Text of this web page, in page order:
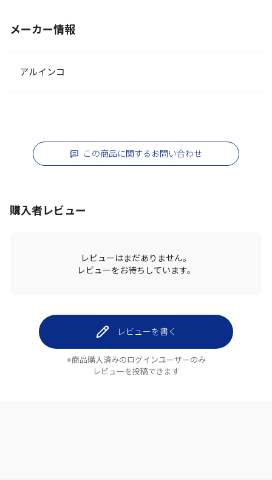
メーカー情報
アルインコ
この商品に関するお問い合わせ
購入者レビュー
レビューはまだありません。
レビューをお待ちしています。
レビューを書く
※商品購入済みのログインユーザーのみ
レビューを投稿できます